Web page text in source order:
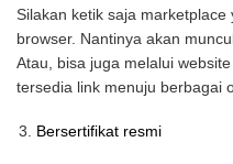
Silakan ketik saja
browser. Nantinya akan
Atau, bisa juga melalui
tersedia link menuju berbagai
Bersertifikat resmi